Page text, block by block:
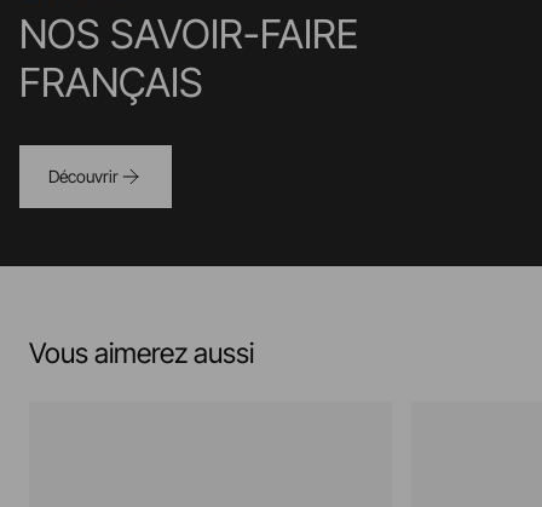
NOS SAVOIR-FAIRE
FRANÇAIS
Découvrir
Vous aimerez aussi